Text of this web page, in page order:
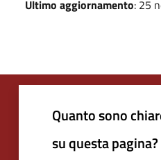
Ultimo aggiornamento: 25
Quanto sono
su questa pagina?